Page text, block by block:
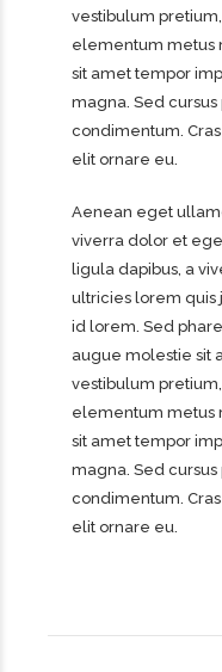
vestibulum
elementum metus
sit amet tempor
magna. Sed
condimentum.
elit ornare eu.
Aenean eget
viverra dolor et
ligula dapibus, a
ultricies lorem quis
id lorem. Sed
augue molestie sit
vestibulum
elementum metus
sit amet tempor
magna. Sed
condimentum.
elit ornare eu.